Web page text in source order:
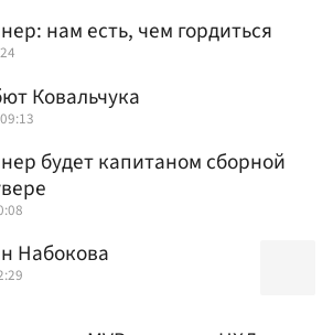
нам есть, чем гордиться
Ковальчука
будет капитаном сборной
Набокова